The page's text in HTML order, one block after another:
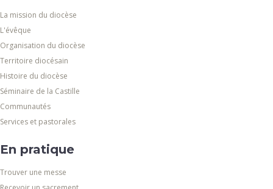
La mission du diocèse
L'évêque
Organisation du diocèse
Territoire diocésain
Histoire du diocèse
Séminaire de la Castille
Communautés
Services et pastorales
En pratique
Trouver une messe